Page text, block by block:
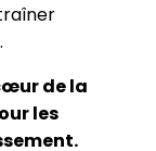
de la
les